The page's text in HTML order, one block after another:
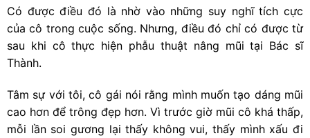
Có được điều đó là nhờ vào những suy nghĩ tích cực
của cô trong cuộc sống. Nhưng, điều đó chỉ có được từ
sau khi cô thực hiện phẫu thuật nâng mũi tại Bác sĩ
Thành.
Tâm sự với tôi, cô gái nói rằng mình muốn tạo dáng mũi
cao hơn để trông đẹp hơn. Vì trước giờ mũi cô khá thấp,
mỗi lần soi gương lại thấy không vui, thấy mình xấu đi